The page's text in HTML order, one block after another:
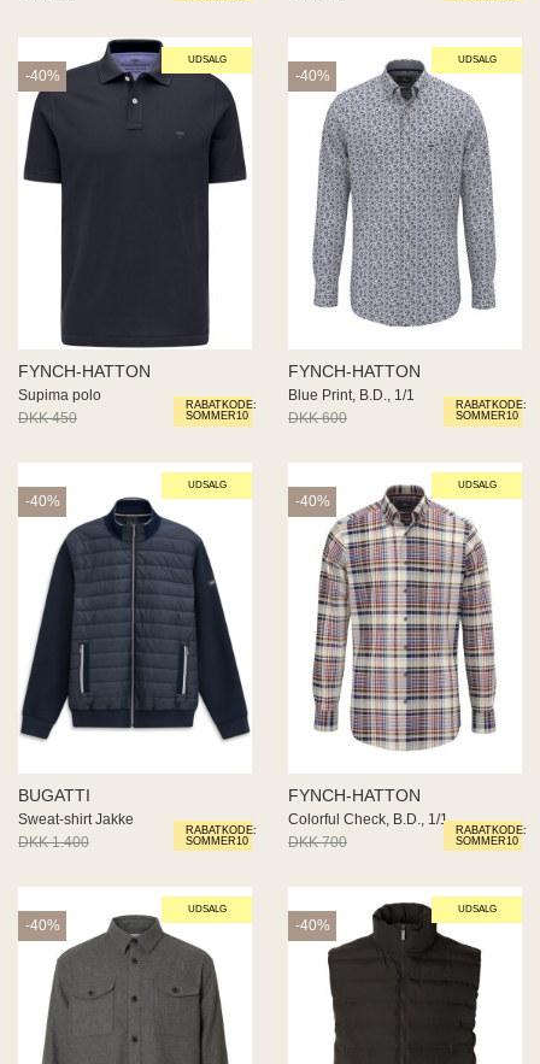
UDSALG
RABATKODE:
SOMMER10
-40%
FYNCH-HATTON
Supima polo
DKK 450
DKK 270
UDSALG
RABATKODE:
SOMMER10
-40%
FYNCH-HATTON
Blue Print, B.D., 1/1
DKK 600
DKK 360
UDSALG
RABATKODE:
SOMMER10
-40%
BUGATTI
Sweat-shirt Jakke
DKK 1.400
DKK 840
UDSALG
RABATKODE:
SOMMER10
-40%
FYNCH-HATTON
Colorful Check, B.D., 1/1
DKK 700
DKK 420
UDSALG
-40%
UDSALG
-40%